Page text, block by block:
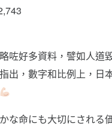
咗好多資料，譬如人道
出，數字和比例上，日
な命にも大切にされる